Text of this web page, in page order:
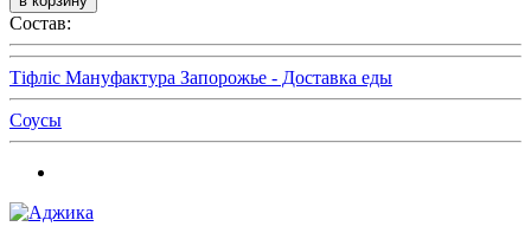
Состав:
Тіфліс Мануфактура Запорожье - Доставка еды
Соусы